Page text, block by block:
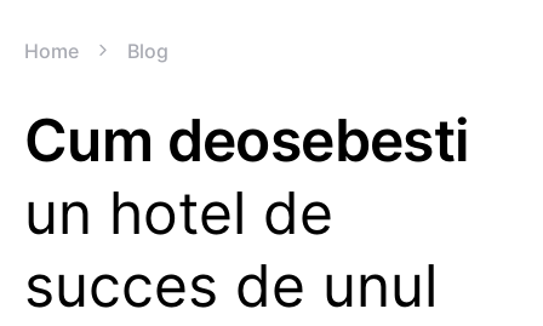
Home Blog
Cum deosebesti
un hotel de
succes de unul